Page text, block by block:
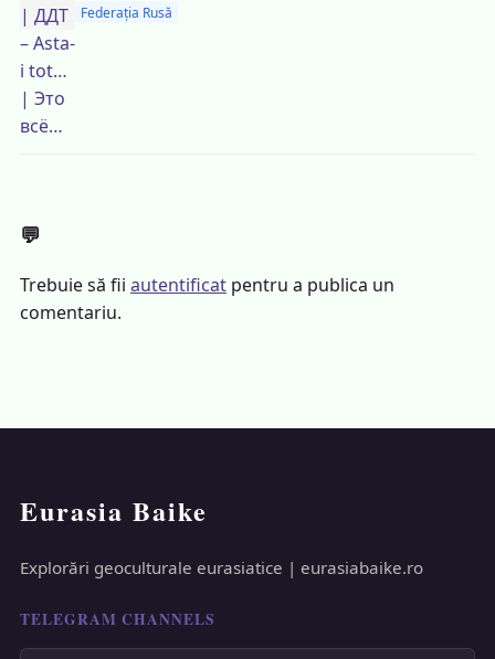
Federația Rusă
💬
Trebuie să fii autentificatpentru a publica un
comentariu.
Eurasia Baike
Explorări geoculturale eurasiatice | eurasiabaike.ro
TELEGRAM CHANNELS